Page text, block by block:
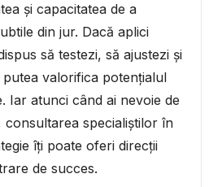
și capacitatea de a
din jur. Dacă aplici
să testezi, să ajustezi și
valorifica potențialul
Iar atunci când ai nevoie de
specialiștilor în
îți poate oferi direcții
de succes.